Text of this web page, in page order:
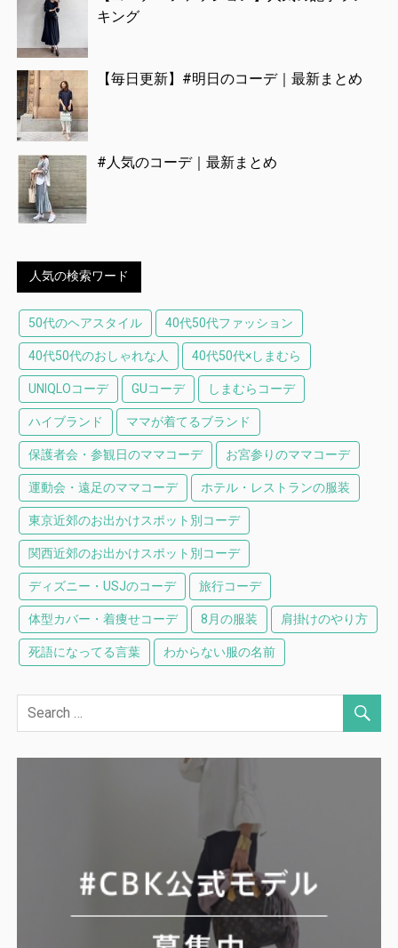
キング
【毎日更新】#明日のコーデ｜最新まとめ
#人気のコーデ｜最新まとめ
人気の検索ワード
50代のヘアスタイル 40代50代ファッション
40代50代のおしゃれな人 40代50代×しまむら
UNIQLOコーデ GUコーデ しまむらコーデ
ハイブランド ママが着てるブランド
保護者会・参観日のママコーデ お宮参りのママコーデ
運動会・遠足のママコーデ ホテル・レストランの服装
東京近郊のお出かけスポット別コーデ
関西近郊のお出かけスポット別コーデ
ディズニー・USJのコーデ 旅行コーデ
体型カバー・着痩せコーデ 8月の服装 肩掛けのやり方
死語になってる言葉 わからない服の名前